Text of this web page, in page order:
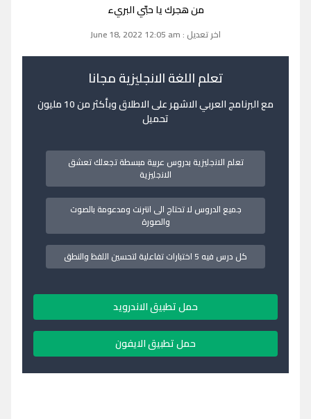
من هجرك يا حبّي البريء
اخر تعديل : June 18, 2022 12:05 am
تعلم اللغة الانجليزية مجانا
مع البرنامج العربي الاشهر على الاطلاق وبأكثر من 10 مليون
تحميل
تعلم الانجليزية بدروس عربية مبسطة تجعلك تعشق
الانجليزية
جميع الدروس لا تحتاج الى انترنت ومدعومة بالصوت
والصورة
كل درس فيه 5 اختبارات تفاعلية لتحسين اللفظ والنطق
حمل تطبيق الاندرويد
حمل تطبيق الايفون